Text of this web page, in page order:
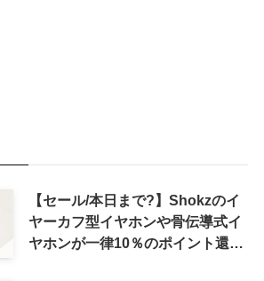
【セール/本日まで?】Shokzのイ
ヤーカフ型イヤホンや骨伝導式イ
ヤホンが一律10％のポイント還元